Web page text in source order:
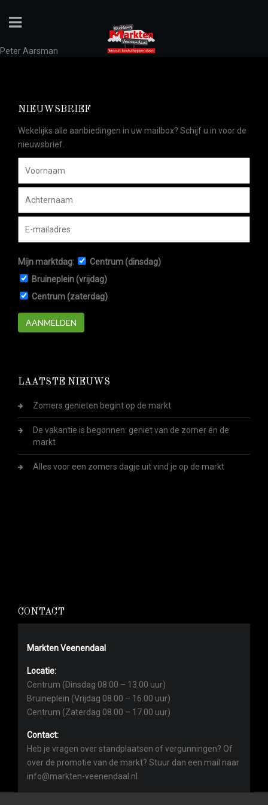
Peter Aarsman
NIEUWSBRIEF
Wekelijks alle aanbiedingen in uw mailbox? Schijf u in voor de
nieuwsbrief.
Mijn marktdag:
Centrum (dinsdag)
Bruineplein (vrijdag)
Centrum (zaterdag)
AANMELDEN
LAATSTE NIEUWS
Zomers genieten begint op de markt
De vakantie is begonnen: geniet van de zomer én de
markt
Alles voor een zomers dagje uit vind je op de markt
CONTACT
Markten Veenendaal
Locatie:
Centrum (Dinsdag 08.00 – 13.00 uur)
Bruineplein (Vrijdag 08.00 – 16.00 uur)
Centrum (Zaterdag 08.00 – 17.00 uur)
Contact:
Heb je vragen over standplaatsen of vergunningen? Of
over de promotie van de markt? Stuur dan een mail naar
info@markten-veenendaal.nl